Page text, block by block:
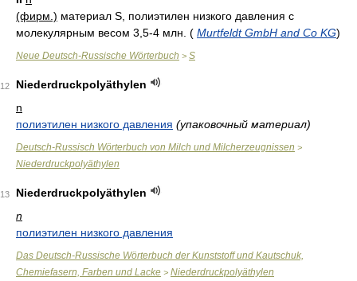
(фирм.) материал S, полиэтилен низкого давления с
молекулярным весом 3,5-4 млн. ( Murtfeldt GmbH and Co KG)
Neue Deutsch-Russische Wörterbuch > S
12
Niederdruckpolyäthylen
n
полиэтилен низкого давления (упаковочный материал)
Deutsch-Russisch Wörterbuch von Milch und Milcherzeugnissen >
Niederdruckpolyäthylen
13
Niederdruckpolyäthylen
n
полиэтилен низкого давления
Das Deutsch-Russische Wörterbuch der Kunststoff und Kautschuk,
Chemiefasern, Farben und Lacke > Niederdruckpolyäthylen